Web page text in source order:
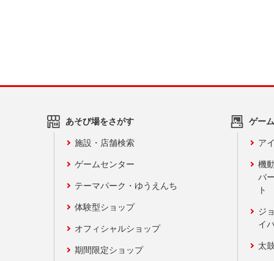
あそび場をさがす
施設・店舗検索
ゲームセンター
テーマパーク・ゆうえんち
体験型ショップ
オフィシャルショップ
期間限定ショップ
ゲー
ア
機
バ
ト
ジ
イ
太